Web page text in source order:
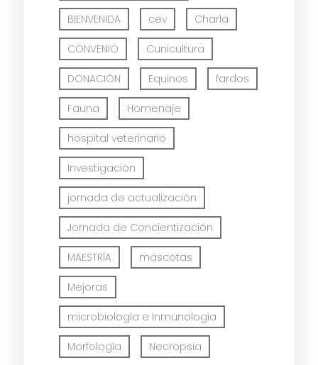
BIENVENIDA cev Charla
CONVENIO Cunicultura
DONACIÓN Equinos fardos
Fauna Homenaje
hospital veterinario
Investigación
jornada de actualización
Jornada de Concientización
MAESTRÍA mascotas
Mejoras
microbiología e Inmunología
Morfología Necropsia